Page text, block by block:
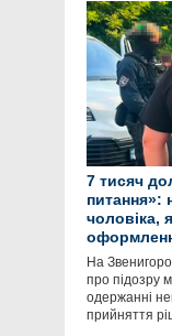
7 тисяч
питання»:
чоловіка,
На
про підозру
одержанні
прийняття